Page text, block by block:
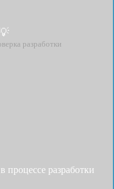
разработки
процессе разработки